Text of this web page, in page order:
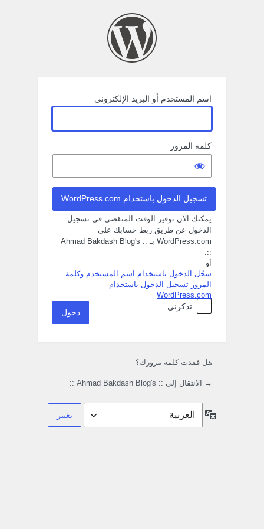
اسم المستخدم أو البريد الإلكتروني
كلمة المرور
تسجيل الدخول باستخدام WordPress.com
يمكنك الآن توفير الوقت المنقضي في تسجيل
الدخول عن طريق ربط حسابك على
WordPress.com بـ :: Ahmad Bakdash Blog's
::.
أو
سجّل الدخول باستخدام اسم المستخدم وكلمة
المرور تسجيل الدخول باستخدام
WordPress.com
تذكرني
هل فقدت كلمة مرورك؟
→ الانتقال إلى :: Ahmad Bakdash Blog's ::
اللغة